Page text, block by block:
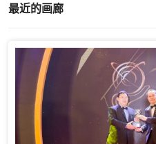
最近的画廊